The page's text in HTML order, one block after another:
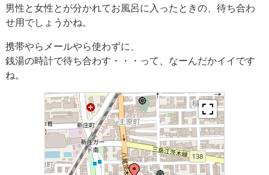
男性と女性とが分かれてお風呂に入ったときの、待ち合わ
せ用でしょうかね。
携帯やらメールやら使わずに、
銭湯の時計で待ち合わす・・・って、なーんだかイイです
ね。